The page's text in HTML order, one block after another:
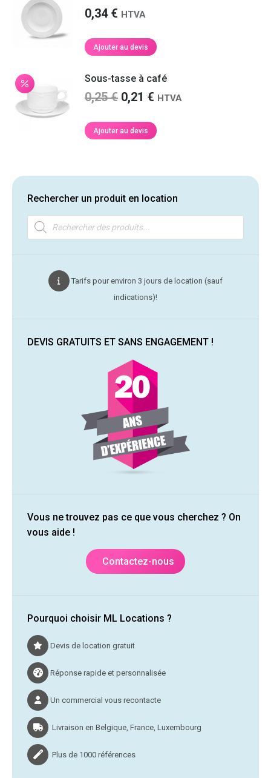
0,34 € HTVA
Ajouter au devis
Sous-tasse à café
0,25€ Le
initial
0,21 € Le
actuel
HTVA
Ajouter au devis
Rechercher un produit en location
Recherche
de
produits
Tarifs pour environ 3 jours de location (sauf
indications)!
DEVIS GRATUITS ET SANS ENGAGEMENT !
Vous ne trouvez pas ce que vous cherchez ? On
vous aide !
Contactez-nous
Pourquoi choisir ML Locations ?
Devis de location gratuit
Réponse rapide et personnalisée
Un commercial vous recontacte
Livraison en Belgique, France, Luxembourg
Plus de 1000 références